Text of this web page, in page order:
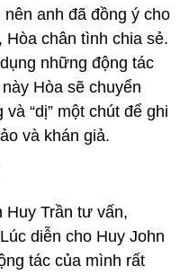
anh đã đồng ý cho
Hòa chân tình chia sẻ.
những động tác
Hòa sẽ chuyển
“dị” một chút để ghi
và khán giả.
Huy Trần tư vấn,
diễn cho Huy John
tác của mình rất